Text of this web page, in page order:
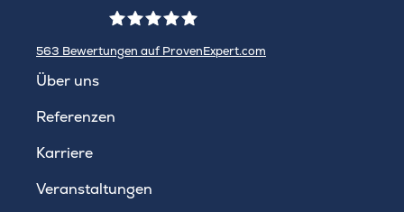
563 Bewertungen auf ProvenExpert.com
Über uns
Referenzen
Karriere
Veranstaltungen